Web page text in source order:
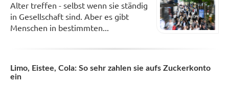
Alter treffen - selbst wenn sie ständig
in Gesellschaft sind. Aber es gibt
Menschen in bestimmten...
Limo, Eistee, Cola: So sehr zahlen sie aufs Zuckerkonto
ein